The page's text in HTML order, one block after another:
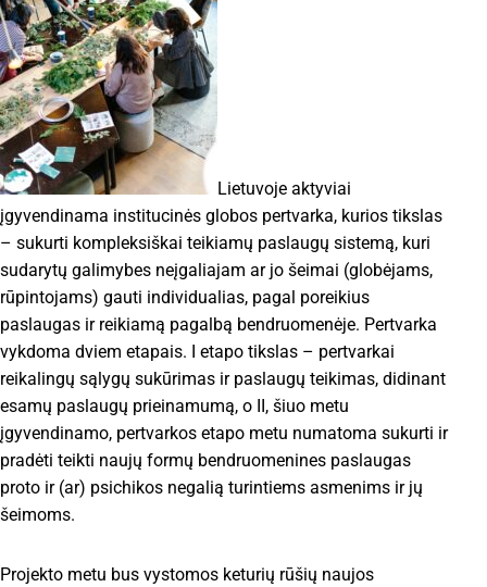
Lietuvoje aktyviai
įgyvendinama institucinės globos pertvarka, kurios tikslas
– sukurti kompleksiškai teikiamų paslaugų sistemą, kuri
sudarytų galimybes neįgaliajam ar jo šeimai (globėjams,
rūpintojams) gauti individualias, pagal poreikius
paslaugas ir reikiamą pagalbą bendruomenėje. Pertvarka
vykdoma dviem etapais. I etapo tikslas – pertvarkai
reikalingų sąlygų sukūrimas ir paslaugų teikimas, didinant
esamų paslaugų prieinamumą, o II, šiuo metu
įgyvendinamo, pertvarkos etapo metu numatoma sukurti ir
pradėti teikti naujų formų bendruomenines paslaugas
proto ir (ar) psichikos negalią turintiems asmenims ir jų
šeimoms.
Projekto metu bus vystomos keturių rūšių naujos